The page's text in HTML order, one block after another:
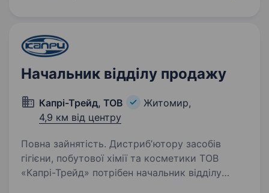
Начальник відділу продажу
Капрі-Трейд, ТОВ
Житомир,
4,9 км від центру
Повна зайнятість. Дистрибʼютору засобів
гігієни, побутової хімії та косметики ТОВ
«Капрі-Трейд» потрібен начальник відділу